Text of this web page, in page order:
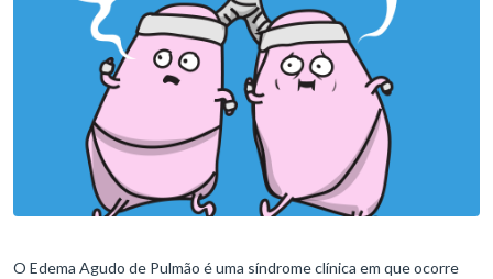
O Edema Agudo de Pulmão é uma síndrome clínica em que ocorre